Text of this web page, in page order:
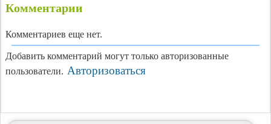
Комментарии
Комментариев еще нет.
Добавить комментарий могут только авторизованные
пользователи. Авторизоваться